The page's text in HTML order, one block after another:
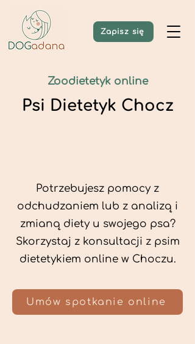
Zapisz się
Zoodietetyk online
Psi Dietetyk Chocz
Potrzebujesz pomocy z
odchudzaniem lub z analizą i
zmianą diety u swojego psa?
Skorzystaj z konsultacji z psim
dietetykiem online w Choczu.
Umów spotkanie online